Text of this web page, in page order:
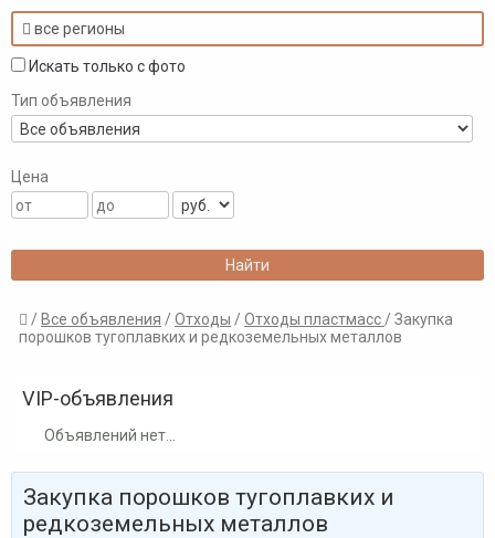
 все регионы
Искать только с фото
Тип объявления
Цена
 / Все объявления /Отходы /Отходы пластмасс / Закупка
порошков тугоплавких и редкоземельных металлов
VIP-объявления
Объявлений нет...
Закупка порошков тугоплавких и
редкоземельных металлов